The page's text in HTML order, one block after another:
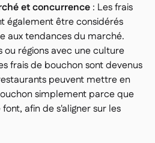
et concurrence : Les frais
également être considérés
aux tendances du marché.
ou régions avec une culture
frais de bouchon sont devenus
peuvent mettre en
simplement parce que
afin de s'aligner sur les